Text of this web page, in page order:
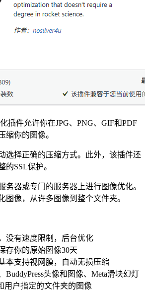
插件允许你在JPG、PNG、GIF和PDF
缩你的图像。
选择正确的压缩方式。此外，该插件还
的SSL保护。
务器或专门的服务器上进行图像优化。
图像，从许多图像到整个文件夹。
没有速度限制，后台优化
存你的原始图像30天
本支持视网膜，自动无损压缩
BuddyPress头像和图像、Meta滑块幻灯
用户指定的文件夹的图像